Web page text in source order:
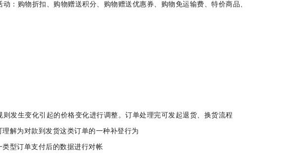
：购物折扣、购物赠送积分、购物赠送优惠券、购物免运输费、特价商品、
则发生变化引起的价格变化进行调整。订单处理完可发起退货、换货流程
理解为对款到发货这类订单的一种补登行为
一类型订单支付后的数据进行对帐